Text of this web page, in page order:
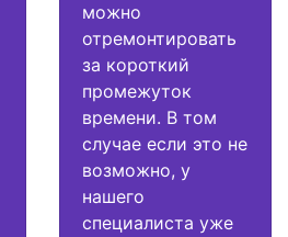
можно
отремонтировать
за короткий
промежуток
времени. В том
случае если это не
возможно, у
нашего
специалиста уже